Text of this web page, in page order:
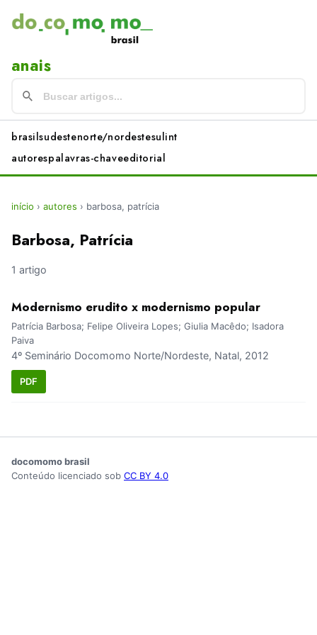
anais
brasilsudestenorte/nordestesulint
autorespalavras-chaveeditorial
início › autores › barbosa, patrícia
Barbosa, Patrícia
1 artigo
Modernismo erudito x modernismo popular
Patrícia Barbosa; Felipe Oliveira Lopes; Giulia Macêdo; Isadora
Paiva
4º Seminário Docomomo Norte/Nordeste, Natal, 2012
PDF
docomomo brasil
Conteúdo licenciado sob CC BY 4.0